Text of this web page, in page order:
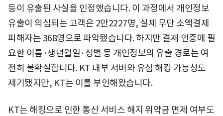
등이 유출된 사실을 인정했습니다. 이 과정에서 개인정보
유출이 의심되는 고객은 2만2227명, 실제 무단 소액결제
피해자는 368명으로 파악됐습니다. 하지만 결제 인증에 필
요한 이름·생년월일·성별 등 개인정보의 유출 경로는 여
전히 불확실합니다. KT 내부 서버와 유심 해킹 가능성도
제기됐지만, KT는 이를 부인해왔습니다.
KT는 해킹으로 인한 통신 서비스 해지 위약금 면제 여부도